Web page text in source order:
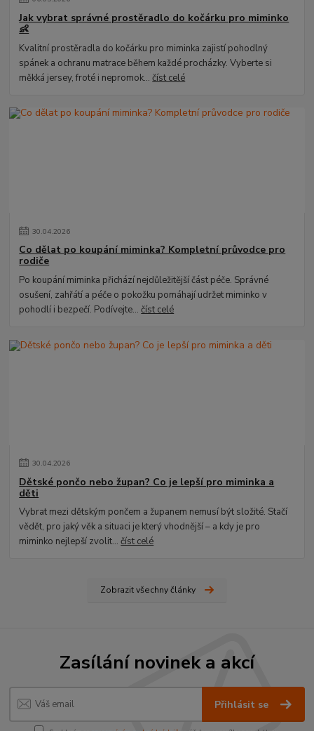
Jak vybrat správné prostěradlo do kočárku pro miminko
👶
Kvalitní prostěradla do kočárku pro miminka zajistí pohodlný
spánek a ochranu matrace během každé procházky. Vyberte si
měkká jersey, froté i nepromok...číst celé
30.04.2026
Co dělat po koupání miminka? Kompletní průvodce pro
rodiče
Po koupání miminka přichází nejdůležitější část péče. Správné
osušení, zahřátí a péče o pokožku pomáhají udržet miminko v
pohodlí i bezpečí. Podívejte...číst celé
30.04.2026
Dětské pončo nebo župan? Co je lepší pro miminka a
děti
Vybrat mezi dětským pončem a županem nemusí být složité. Stačí
vědět, pro jaký věk a situaci je který vhodnější – a kdy je pro
miminko nejlepší zvolit...číst celé
Zobrazit všechny články
Zasílání novinek a akcí
Přihlásit se